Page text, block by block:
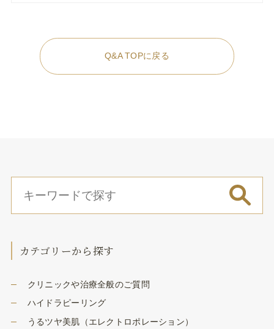
Q&A TOPに戻る
カテゴリーから探す
クリニックや治療全般のご質問
ハイドラピーリング
うるツヤ美肌（エレクトロポレーション）